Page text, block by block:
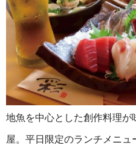
地魚を中心とした創作料理
屋。平日限定のランチメニ